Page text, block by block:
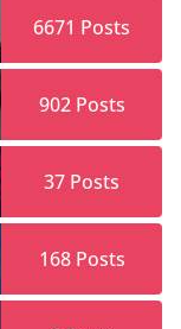
6671 Posts
902Posts
37 Posts
168Posts